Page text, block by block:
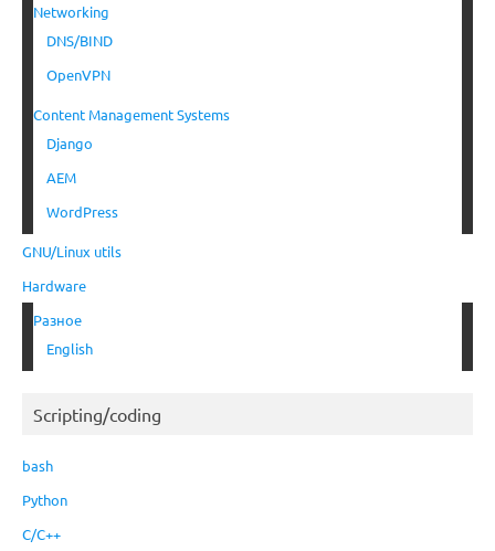
Networking
DNS/BIND
OpenVPN
Content Management Systems
Django
AEM
WordPress
GNU/Linux utils
Hardware
Разное
English
Scripting/coding
bash
Python
C/C++